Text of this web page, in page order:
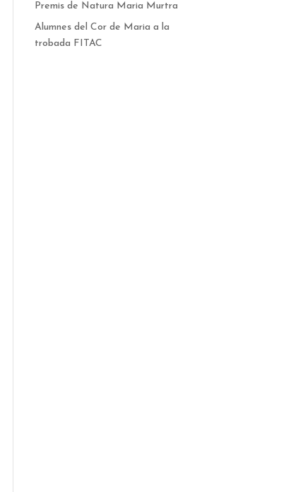
Premis de Natura Maria Murtra
Alumnes del Cor de Maria a la
trobada FITAC